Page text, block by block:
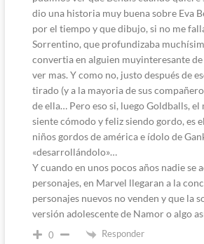
dio una historia muy buena sobre Eva
por el tiempo y que dibujo, si no me
Sorrentino, que profundizaba
convertia en alguien muyinteresante
ver mas. Y como no, justo después de
tirado (y a la mayoria de sus
de ella… Pero eso si, luego Goldballs,
siente cómodo y feliz siendo gordo, es
niños gordos de américa e ídolo de
«desarrollándolo»…
Y cuando en unos pocos años nadie se
personajes, en Marvel llegaran a la
personajes nuevos no venden y que la
versión adolescente de Namor o algo
0 Responder